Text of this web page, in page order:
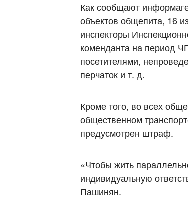
Как сообщают
объектов общепита, 16
инспекторы
коменданта на период
посетителями,
перчаток и т. д.
Кроме того, во всех
общественном
предусмотрен штраф.
«Чтобы жить
индивидуальную
Пашинян.